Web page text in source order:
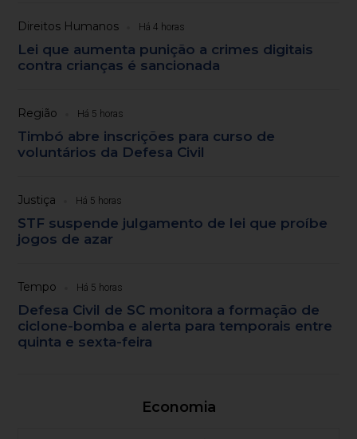
Direitos Humanos Há 4 horas
Lei que aumenta punição a crimes digitais
contra crianças é sancionada
Região Há 5 horas
Timbó abre inscrições para curso de
voluntários da Defesa Civil
Justiça Há 5 horas
STF suspende julgamento de lei que proíbe
jogos de azar
Tempo Há 5 horas
Defesa Civil de SC monitora a formação de
ciclone-bomba e alerta para temporais entre
quinta e sexta-feira
Economia